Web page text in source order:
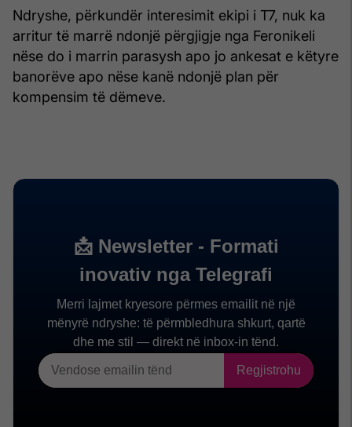
Ndryshe, përkundër interesimit ekipi i T7, nuk ka
arritur të marrë ndonjë përgjigje nga Feronikeli
nëse do i marrin parasysh apo jo ankesat e këtyre
banorëve apo nëse kanë ndonjë plan për
kompensim të dëmeve.